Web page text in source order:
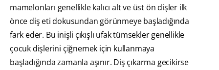
mamelonları genellikle kalıcı alt ve üst ön dişler ilk
önce diş eti dokusundan görünmeye başladığında
fark eder. Bu inişli çıkışlı ufak tümsekler genellikle
çocuk dişlerini çiğnemek için kullanmaya
başladığında zamanla aşınır. Diş çıkarma gecikirse